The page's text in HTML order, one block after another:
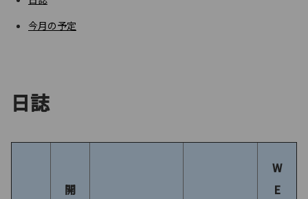
今月の予定
日誌
開
W
E